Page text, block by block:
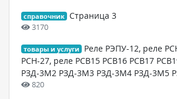
справочник Страница 3
3170
товары и услуги
Реле РЭПУ-12, реле
РСН-27, реле РСВ15 РСВ16 РСВ17
РЗД-3М2 РЗД-3М3 РЗД-3М4 РЗД-3М5
820